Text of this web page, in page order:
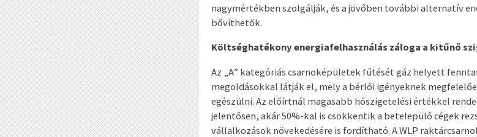
nagymértékben szolgálják, és a jövőben további alternatív
bővíthetők.
Költséghatékony energiafelhasználás záloga a kitűnő
Az „A” kategóriás csarnoképületek fűtését gáz helyett
megoldásokkal látják el, mely a bérlői igényeknek
egészülni. Az előírtnál magasabb hőszigetelési értékkel
jelentősen, akár 50%-kal is csökkentik a betelepülő cégek
vállalkozások növekedésére is fordítható. A WLP